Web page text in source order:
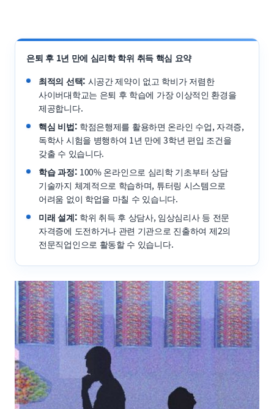
은퇴 후 1년 만에 심리학 학위 취득 핵심 요약
최적의 선택: 시공간 제약이 없고 학비가 저렴한
사이버대학교는 은퇴 후 학습에 가장 이상적인 환경을
제공합니다.
핵심 비법: 학점은행제를 활용하면 온라인 수업, 자격증,
독학사 시험을 병행하여 1년 만에 3학년 편입 조건을
갖출 수 있습니다.
학습 과정: 100% 온라인으로 심리학 기초부터 상담
기술까지 체계적으로 학습하며, 튜터링 시스템으로
어려움 없이 학업을 마칠 수 있습니다.
미래 설계: 학위 취득 후 상담사, 임상심리사 등 전문
자격증에 도전하거나 관련 기관으로 진출하여 제2의
전문직업인으로 활동할 수 있습니다.